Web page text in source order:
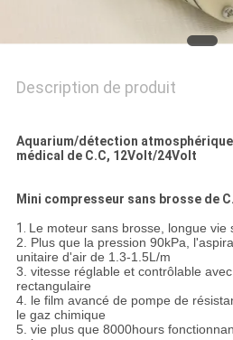
Description de produit
Aquarium/détection
médical de C.C, 12Volt/24Volt
Mini compresseur sans brosse de
1. Le moteur sans brosse, longue
2. Plus que la pression 90kPa,
unitaire d'air de 1.3-1.5L/m
3. vitesse réglable et contrôlable
rectangulaire
4. le film avancé de pompe de
le gaz chimique
5. vie plus que 8000hours